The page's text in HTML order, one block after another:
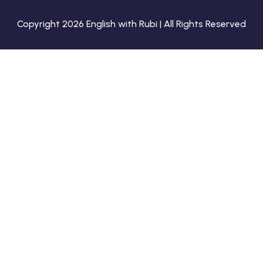
Copyright 2026 English with Rubi | All Rights Reserved